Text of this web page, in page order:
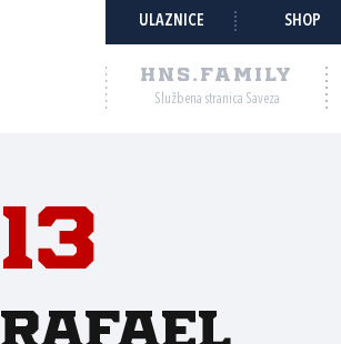
ULAZNICE SHOP
HNS.FAMILY
Službena stranica Saveza
13